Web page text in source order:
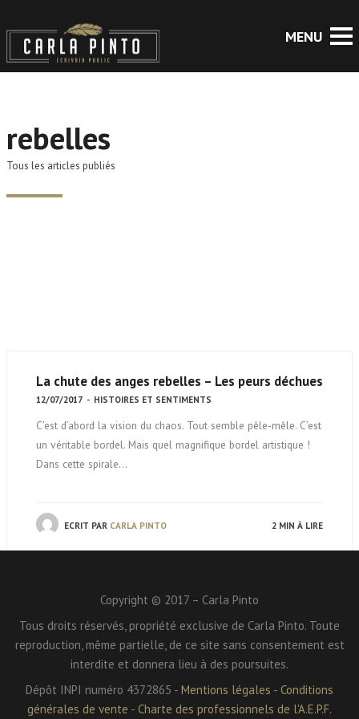
rebelles
Tous les articles publiés
La chute des anges rebelles – Les peurs déchues
12/07/2017 - HISTOIRES ET SENTIMENTS
C’est d’abord la vision du chaos. Tout semble pêle-mêle. C’est
un véritable bordel. Mais quel magnifique bordel artistique !
Dans cette spirale…
ECRIT PAR CARLA PINTO 2 MIN À LIRE
Copyright © 2017 – Carla Pinto
Tous droits réservés, propriété exclusive de Carla Pinto. Toute
reproduction, même partielle, de ce site sans consentement est
interdite et donnera lieu à des poursuites.
Dépôt INPI numéro 4372865 - Mentions légales - Conditions
générales de vente - Charte des professionnels de l'A.E.P.F.